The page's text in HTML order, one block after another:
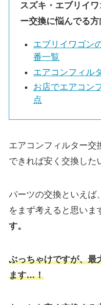
スズキ・ エブリイ
ー交換に悩んでる
エブリイワゴン
番一覧
エアコンフィル
お店でエアコン
点
エアコンフィルター交
できれば安く交換した
パーツの交換といえば
をまず考えると思いま
す。
ぶっちゃけですが、最
ます…！